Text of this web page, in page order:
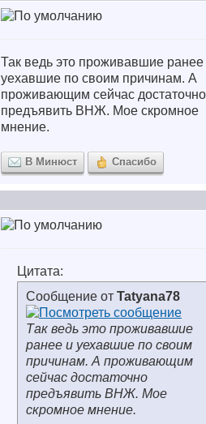
Так ведь это проживавшие ранее
уехавшие по своим причинам. А
проживающим сейчас достаточно
предъявить ВНЖ. Мое скромное
мнение.
В Минюст Спасибо
Цитата:
Сообщение от Tatyana78
Так ведь это проживавшие
ранее и уехавшие по своим
причинам. А проживающим
сейчас достаточно
предъявить ВНЖ. Мое
скромное мнение.